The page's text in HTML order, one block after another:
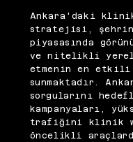
Ankara'daki
stratejisi, şehrin
piyasasında
ve nitelikli
etmenin en
sunmaktadır.
sorgularını
kampanyaları,
trafiğini klinik
öncelikli